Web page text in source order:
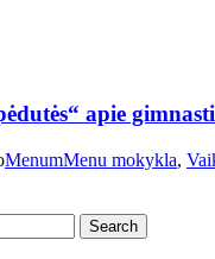
apie
MenumMenu mokykla,